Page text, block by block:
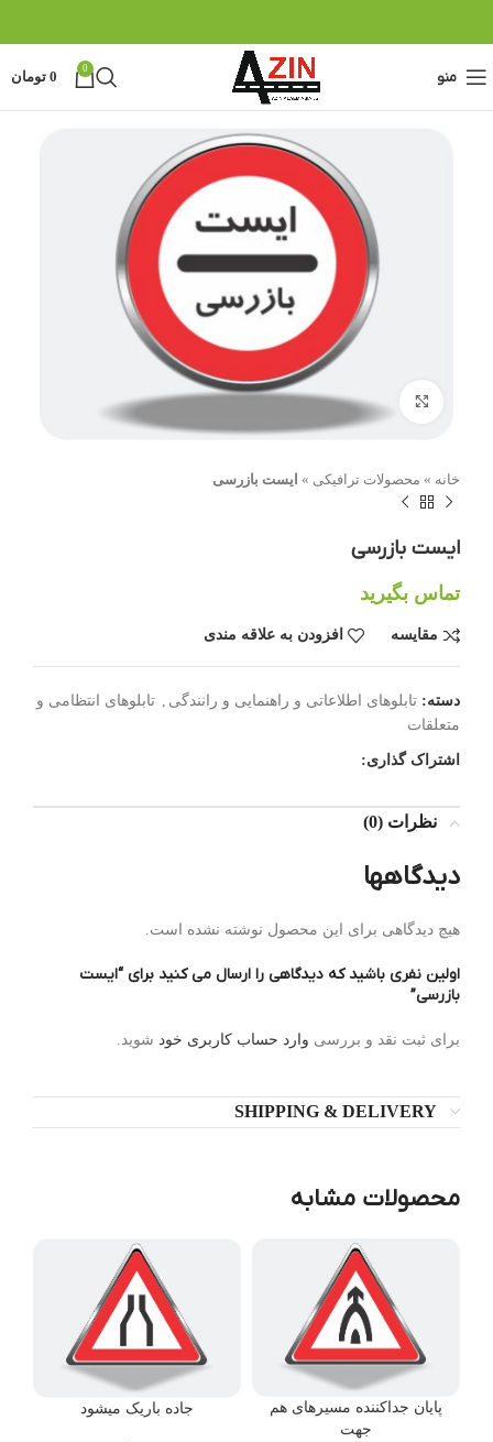
منو 0
0 تومان
بزرگنمایی تصویر
خانه » محصولات ترافیکی » ایست بازرسی
ایست بازرسی
تماس بگیرید
مقایسه افزودن به علاقه مندی
دسته: تابلوهای اطلاعاتی و راهنمایی و رانندگی
تابلوهای انتظامی و
متعلقات
اشتراک گذاری:
نظرات (0)
دیدگاهها
هیچ دیدگاهی برای این محصول نوشته نشده است.
اولین نفری باشید که دیدگاهی را ارسال می کنید برای “ایست
بازرسی”
برای ثبت نقد و بررسی وارد حساب کاربری خود شوید.
SHIPPING & DELIVERY
محصولات مشابه
پایان جداکننده مسیرهای هم
جهت
جاده باریک میشود